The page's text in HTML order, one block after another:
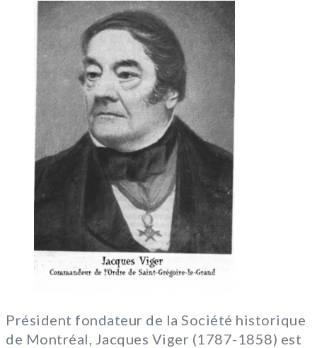
Président fondateur de la Société historique
de Montréal, Jacques Viger (1787-1858) est